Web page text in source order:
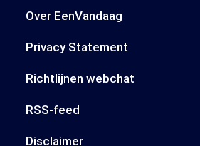
Over EenVandaag
Privacy Statement
Richtlijnen webchat
RSS-feed
Disclaimer